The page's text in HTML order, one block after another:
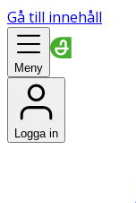
Gå till innehåll
Meny
Logga in